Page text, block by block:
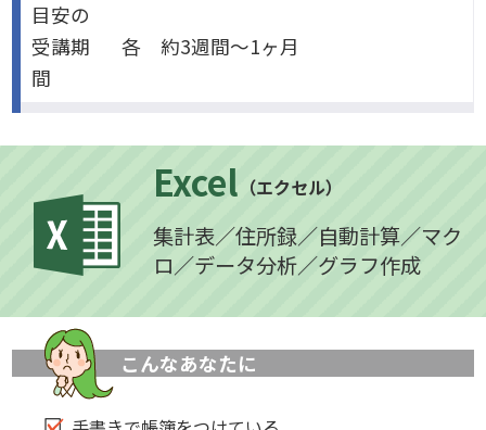
目安の
受講期
間
各 約3週間～1ヶ月
Excel （エクセル）
集計表／住所録／自動計算／マク
ロ／データ分析／グラフ作成
こんなあなたに